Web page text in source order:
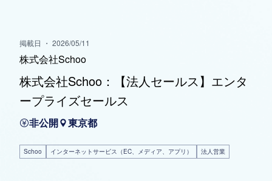
掲載日 ・ 2026/05/11
株式会社Schoo
株式会社Schoo：【法人セールス】エンタ
ープライズセールス
非公開 東京都
Schoo インターネットサービス（EC、メディア、アプリ） 法人営業